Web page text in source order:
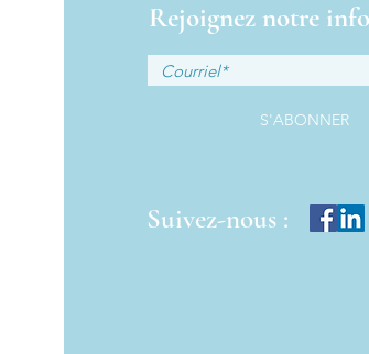
Rejoignez notre
S'ABONNER
Suivez-nous :